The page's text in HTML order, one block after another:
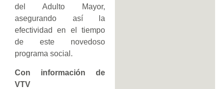
del Adulto Mayor,
asegurando así la
efectividad en el tiempo
de este novedoso
programa social.
Con información de
VTV